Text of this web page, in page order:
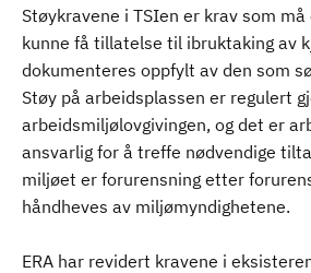
Støykravene i TSIen er krav som
kunne få tillatelse til ibruktaking av
dokumenteres oppfylt av den som
Støy på arbeidsplassen er regulert
arbeidsmiljølovgivingen, og det er
ansvarlig for å treffe nødvendige
miljøet er forurensning etter
håndheves av miljømyndighetene.
ERA har revidert kravene i